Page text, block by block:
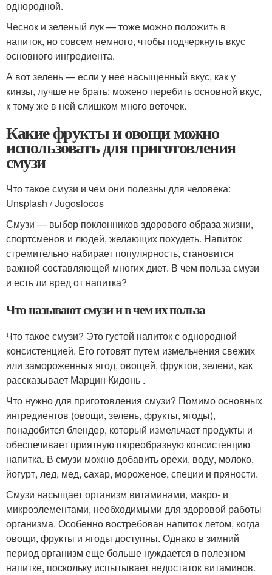
однородной.
Чеснок и зеленый лук — тоже можно положить в
напиток, но совсем немного, чтобы подчеркнуть вкус
основного ингредиента.
А вот зелень — если у нее насыщенный вкус, как у
кинзы, лучше не брать: можено перебить основной вкус,
к тому же в ней слишком много веточек.
Какие фрукты и овощи можно
использовать для приготовления
смузи
Что такое смузи и чем они полезны для человека:
Unsplash / Jugoslocos
Смузи — выбор поклонников здорового образа жизни,
спортсменов и людей, желающих похудеть. Напиток
стремительно набирает популярность, становится
важной составляющей многих диет. В чем польза смузи
и есть ли вред от напитка?
Что называют смузи и в чем их польза
Что такое смузи? Это густой напиток с однородной
консистенцией. Его готовят путем измельчения свежих
или замороженных ягод, овощей, фруктов, зелени, как
рассказывает Марцин Кидонь .
Что нужно для приготовления смузи? Помимо основных
ингредиентов (овощи, зелень, фрукты, ягоды),
понадобится блендер, который измельчает продукты и
обеспечивает приятную пюреобразную консистенцию
напитка. В смузи можно добавить орехи, воду, молоко,
йогурт, лед, мед, сахар, мороженое, специи и пряности.
Смузи насыщает организм витаминами, макро- и
микроэлементами, необходимыми для здоровой работы
организма. Особенно востребован напиток летом, когда
овощи, фрукты и ягоды доступны. Однако в зимний
период организм еще больше нуждается в полезном
напитке, поскольку испытывает недостаток витаминов.